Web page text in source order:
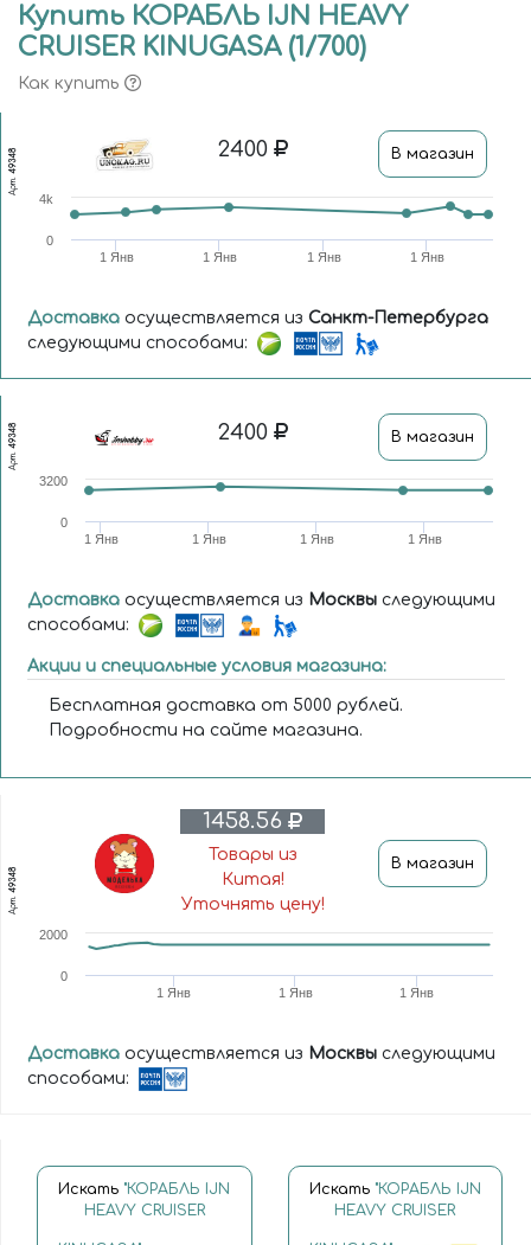
Купить КОРАБЛЬ IJN HEAVY
CRUISER KINUGASA (1/700)
Как купить
Арт.
49348 2400 В магазин
1 Янв 1 Янв 1 Янв 1 Янв
0
4k
Доставка осуществляется из Санкт-Петербурга
следующими способами:
Арт.
49348 2400 В магазин
1 Янв 1 Янв 1 Янв 1 Янв
0
3200
Доставка осуществляется из Москвы следующими
способами:
Акции и специальные условия магазина:
Бесплатная доставка от 5000 рублей.
Подробности на сайте магазина.
Арт.
49348
1458.56
Товары из
Китая!
Уточнять цену!
В магазин
1 Янв 1 Янв 1 Янв
0
2000
Доставка осуществляется из Москвы следующими
способами:
Искать "КОРАБЛЬ IJN
HEAVY CRUISER
Искать "КОРАБЛЬ IJN
HEAVY CRUISER